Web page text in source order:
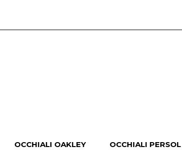
OCCHIALI OAKLEY
OCCHIALI PERSOL